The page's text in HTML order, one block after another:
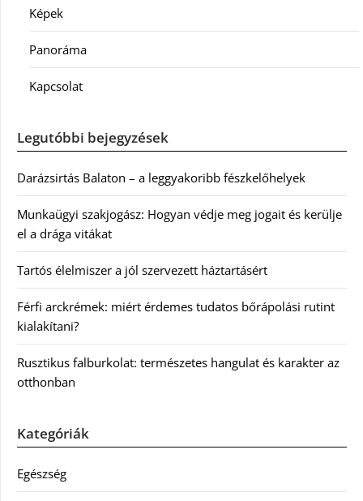
Képek
Panoráma
Kapcsolat
Legutóbbi bejegyzések
Darázsirtás Balaton – a leggyakoribb fészkelőhelyek
Munkaügyi szakjogász: Hogyan védje meg jogait és kerülje
el a drága vitákat
Tartós élelmiszer a jól szervezett háztartásért
Férfi arckrémek: miért érdemes tudatos bőrápolási rutint
kialakítani?
Rusztikus falburkolat: természetes hangulat és karakter az
otthonban
Kategóriák
Egészség